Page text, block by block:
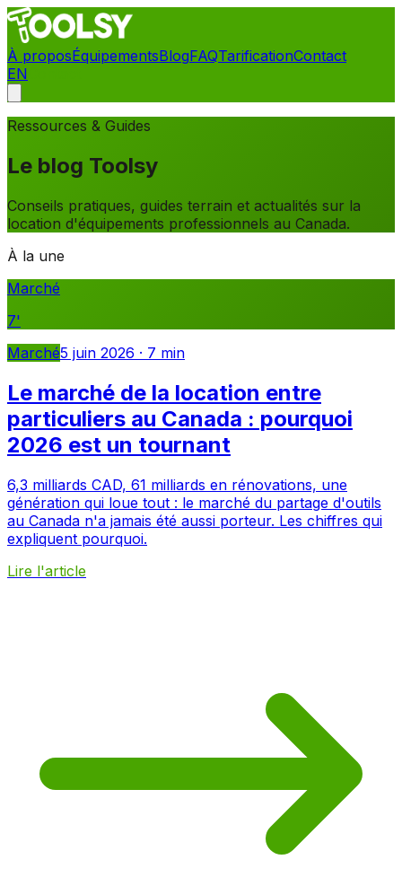
À proposÉquipementsBlogFAQTarificationContact
EN
Ressources & Guides
Le blog Toolsy
Conseils pratiques, guides terrain et actualités sur la
location d'équipements professionnels au Canada.
À la une
Marché
7'
Marché5 juin 2026 · 7 min
Le marché de la location entre
particuliers au Canada : pourquoi
2026 est un tournant
6,3 milliards CAD, 61 milliards en rénovations, une
génération qui loue tout : le marché du partage d'outils
au Canada n'a jamais été aussi porteur. Les chiffres qui
expliquent pourquoi.
Lire l'article